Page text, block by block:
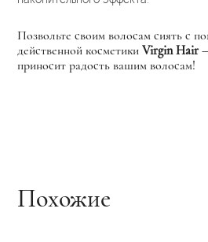
Позвольте своим волосам сиять с
действенной косметики Virgin Hair
приносит радость вашим волосам!
Похожие